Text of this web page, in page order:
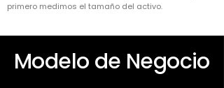
primero medimos el tamaño del activo.
Modelo de Negocio